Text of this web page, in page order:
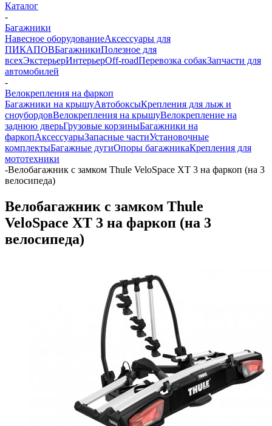
Каталог
-
Багажники
Навесное оборудованиеАксессуары для
ПИКАПОВБагажникиПолезное для
всехЭкстерьерИнтерьерOff-roadПеревозка собакЗапчасти для
автомобилей
-
Велокрепления на фаркоп
Багажники на крышуАвтобоксыКрепления для лыж и
сноубордовВелокрепления на крышуВелокрепление на
заднюю дверьГрузовые корзиныБагажники на
фаркопАксессуарыЗапасные частиУстановочные
комплектыБагажные дугиОпоры багажникаКрепления для
мототехники
-Велобагажник с замком Thule VeloSpace XT 3 на фаркоп (на 3
велосипеда)
Велобагажник с замком Thule
VeloSpace XT 3 на фаркоп (на 3
велосипеда)